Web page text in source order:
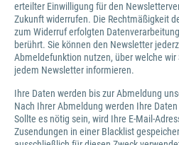
erteilter Einwilligung für den
Zukunft widerrufen. Die Rechtmäßigkeit
zum Widerruf erfolgten
berührt. Sie können den Newsletter
Abmeldefunktion nutzen, über welche wir
jedem Newsletter informieren.
Ihre Daten werden bis zur Abmeldung
Nach Ihrer Abmeldung werden Ihre
Sollte es nötig sein, wird Ihre E-Mail-
Zusendungen in einer Blacklist